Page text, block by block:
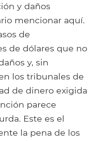
y daños
mencionar aquí.
de
de dólares que no
y, sin
los tribunales de
de dinero exigida
parece
Este es el
la pena de los